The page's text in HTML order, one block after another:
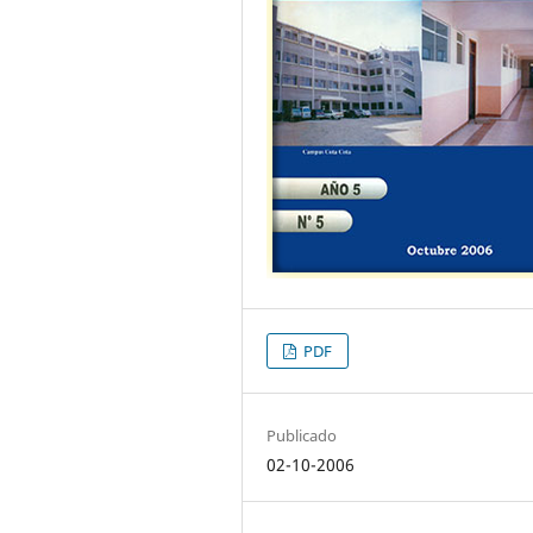
PDF
Publicado
02-10-2006